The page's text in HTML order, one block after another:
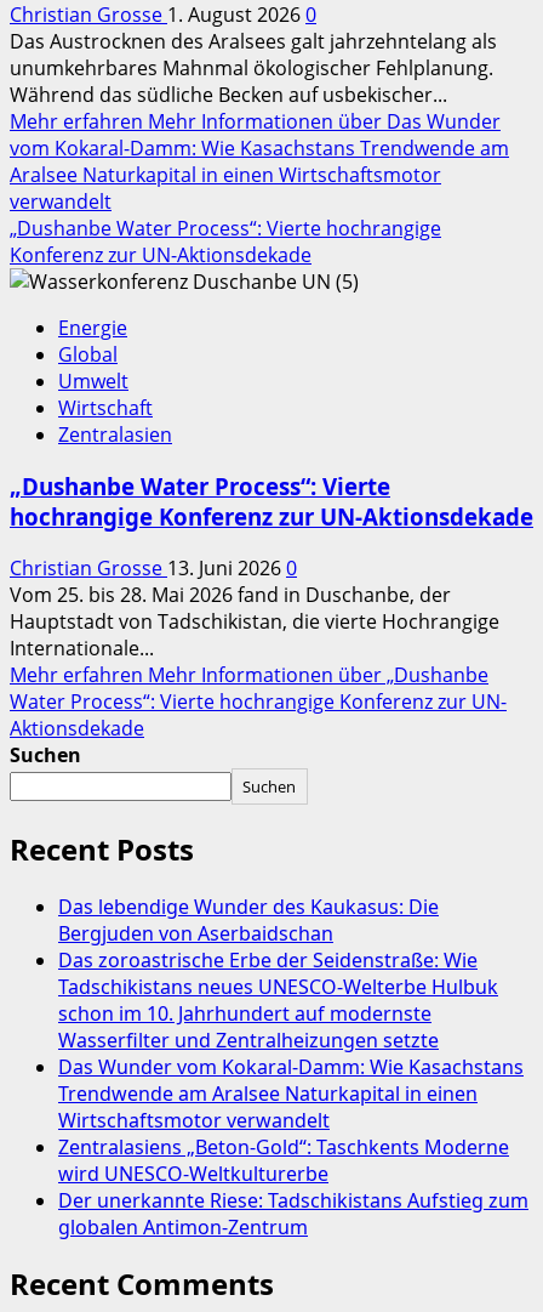
Christian Grosse 1. August 20260
Das Austrocknen des Aralsees galt jahrzehntelang als
unumkehrbares Mahnmal ökologischer Fehlplanung.
Während das südliche Becken auf usbekischer...
Mehr erfahren Mehr Informationen über Das Wunder
vom Kokaral-Damm: Wie Kasachstans Trendwende am
Aralsee Naturkapital in einen Wirtschaftsmotor
verwandelt
„Dushanbe Water Process“: Vierte hochrangige
Konferenz zur UN-Aktionsdekade
Energie
Global
Umwelt
Wirtschaft
Zentralasien
„Dushanbe Water Process“: Vierte
hochrangige Konferenz zur UN-Aktionsdekade
Christian Grosse 13. Juni 20260
Vom 25. bis 28. Mai 2026 fand in Duschanbe, der
Hauptstadt von Tadschikistan, die vierte Hochrangige
Internationale...
Mehr erfahren Mehr Informationen über „Dushanbe
Water Process“: Vierte hochrangige Konferenz zur UN-
Aktionsdekade
Suchen
Suchen
Recent Posts
Das lebendige Wunder des Kaukasus: Die
Bergjuden von Aserbaidschan
Das zoroastrische Erbe der Seidenstraße: Wie
Tadschikistans neues UNESCO-Welterbe Hulbuk
schon im 10. Jahrhundert auf modernste
Wasserfilter und Zentralheizungen setzte
Das Wunder vom Kokaral-Damm: Wie Kasachstans
Trendwende am Aralsee Naturkapital in einen
Wirtschaftsmotor verwandelt
Zentralasiens „Beton-Gold“: Taschkents Moderne
wird UNESCO-Weltkulturerbe
Der unerkannte Riese: Tadschikistans Aufstieg zum
globalen Antimon-Zentrum
Recent Comments